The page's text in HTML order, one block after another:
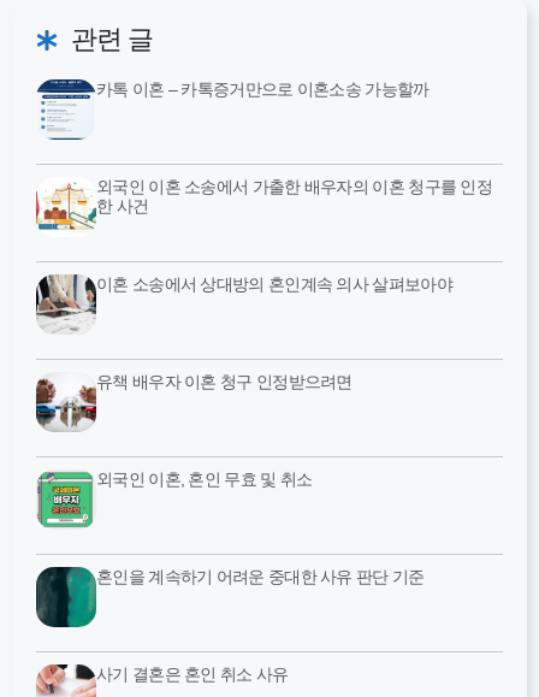
관련 글
카톡 이혼 – 카톡증거만으로 이혼소송 가능할까
외국인 이혼 소송에서 가출한 배우자의 이혼 청구를 인정
한 사건
이혼 소송에서 상대방의 혼인계속 의사 살펴보아야
유책 배우자 이혼 청구 인정받으려면
외국인 이혼, 혼인 무효 및 취소
혼인을 계속하기 어려운 중대한 사유 판단 기준
사기 결혼은 혼인 취소 사유